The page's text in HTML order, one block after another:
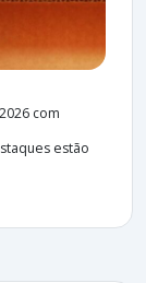
com
estão